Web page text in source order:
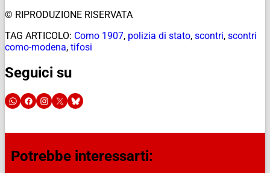
© RIPRODUZIONE RISERVATA
TAG ARTICOLO: Como 1907, polizia di stato, scontri, scontri
como-modena, tifosi
Seguici su
Potrebbe interessarti: